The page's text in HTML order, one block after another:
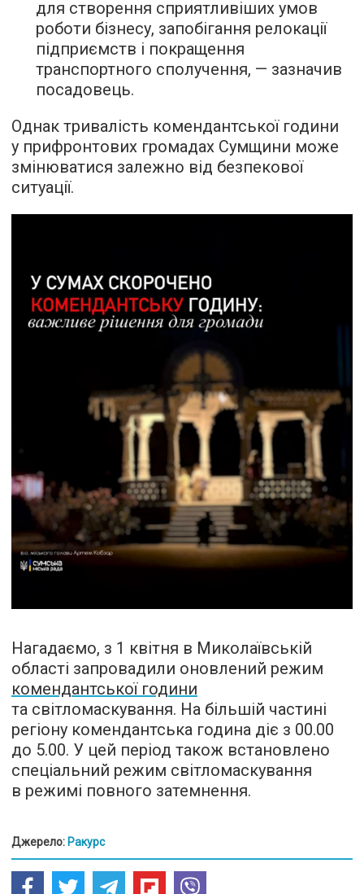
для створення сприятливіших умов
роботи бізнесу, запобігання релокації
підприємств і покращення
транспортного сполучення, — зазначив
посадовець.
Однак тривалість комендантської години
у прифронтових громадах Сумщини може
змінюватися залежно від безпекової
ситуації.
Нагадаємо, з 1 квітня в Миколаївській
області запровадили оновлений режим
комендантської години
та світломаскування. На більшій частині
регіону комендантська година діє з 00.00
до 5.00. У цей період також встановлено
спеціальний режим світломаскування
в режимі повного затемнення.
Джерело: Ракурс